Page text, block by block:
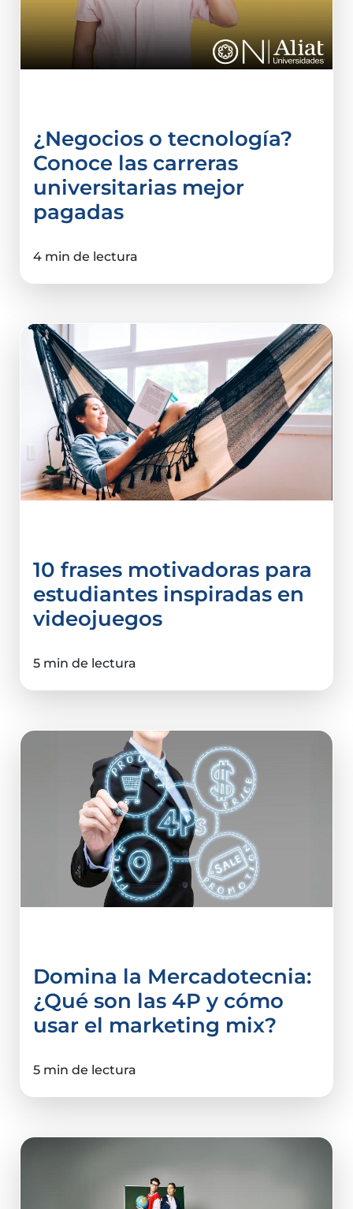
¿Negocios o tecnología?
Conoce las carreras
universitarias mejor
pagadas
4 min de lectura
10 frases motivadoras para
estudiantes inspiradas en
videojuegos
5 min de lectura
Domina la Mercadotecnia:
¿Qué son las 4P y cómo
usar el marketing mix?
5 min de lectura